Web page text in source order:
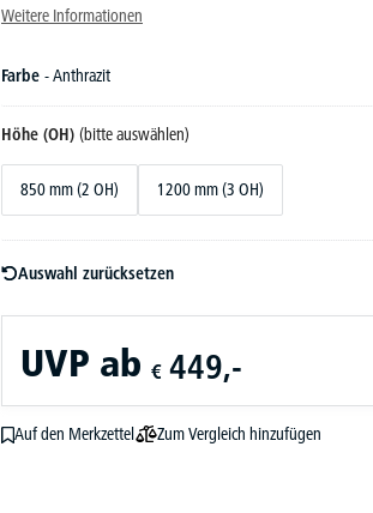
Weitere Informationen
Farbe - Anthrazit
Höhe (OH) (bitte auswählen)
850 mm (2 OH) 1200 mm (3 OH)
Auswahl zurücksetzen
UVP ab € 449,-
Auf den Merkzettel
Zum Vergleich hinzufügen